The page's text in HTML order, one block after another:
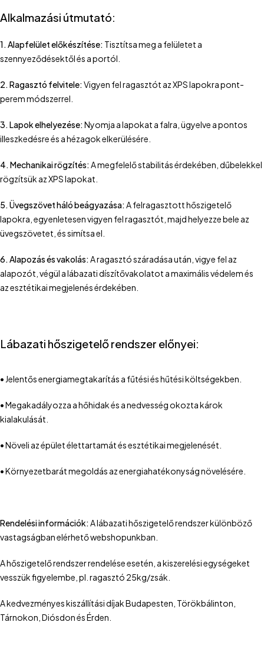
Alkalmazási útmutató:
1. Alapfelület előkészítése: Tisztítsa meg a felületet a
szennyeződésektől és a portól.
2. Ragasztó felvitele:Vigyen fel ragasztót az XPS lapokra pont-
perem módszerrel.
3. Lapok elhelyezése:Nyomja a lapokat a falra, ügyelve a pontos
illeszkedésre és a hézagok elkerülésére.
4. Mechanikai rögzítés:A megfelelő stabilitás érdekében, dűbelekkel
rögzítsük az XPS lapokat.
5. Üvegszövet háló beágyazása:A felragasztott hőszigetelő
lapokra, egyenletesen vigyen fel ragasztót, majd helyezze bele az
üvegszövetet, és simítsa el.
6. Alapozás és vakolás:A ragasztó száradása után, vigye fel az
alapozót, végül a lábazati díszítővakolatot a maximális védelem és
az esztétikai megjelenés érdekében.
Lábazati hőszigetelő rendszer előnyei:
• Jelentős energiamegtakarítás a fűtési és hűtési költségekben.
• Megakadályozza a hőhidak és a nedvesség okozta károk
kialakulását.
• Növeli az épület élettartamát és esztétikai megjelenését.
• Környezetbarát megoldás az energiahatékonyság növelésére.
Rendelési információk:A lábazati hőszigetelő rendszer különböző
vastagságban elérhető webshopunkban.
A hőszigetelő rendszer rendelése esetén, a kiszerelési egységeket
vesszük figyelembe, pl. ragasztó 25kg/zsák.
A kedvezményes kiszállítási díjak Budapesten, Törökbálinton,
Tárnokon, Diósdon és Érden.